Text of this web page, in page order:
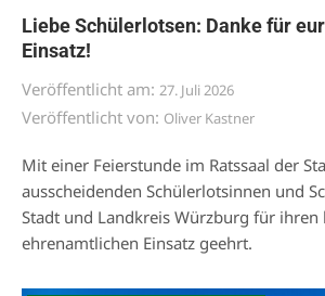
Liebe Schülerlotsen: Danke für
Einsatz!
Veröffentlicht am: 27. Juli 2026
Veröffentlicht von: Oliver Kastner
Mit einer Feierstunde im Ratssaal der
ausscheidenden Schülerlotsinnen und
Stadt und Landkreis Würzburg für ihren
ehrenamtlichen Einsatz geehrt.